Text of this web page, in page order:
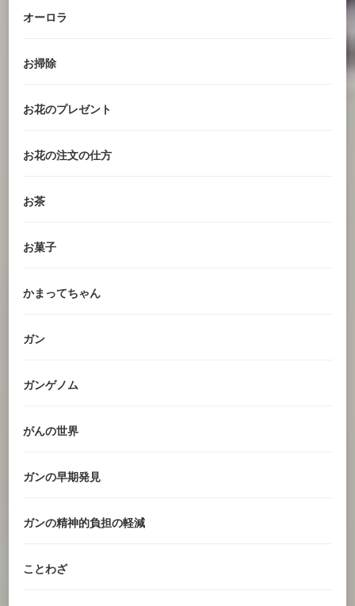
オーロラ
お掃除
お花のプレゼント
お花の注文の仕方
お茶
お菓子
かまってちゃん
ガン
ガンゲノム
がんの世界
ガンの早期発見
ガンの精神的負担の軽減
ことわざ